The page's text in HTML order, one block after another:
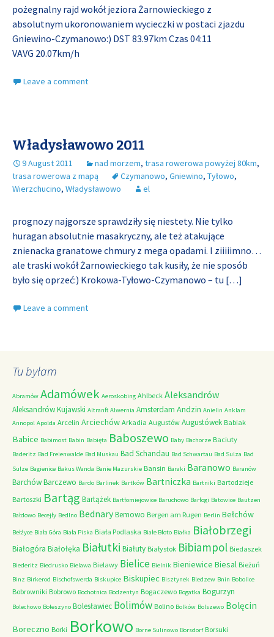
pożegnalny rajd wokół jeziora Żarnowieckiego z
absolutnym ukoronowaniem wycieczki w postaci zjazdu
Gniewino-Czymanowo:) DST 83.97km Czas 04:11
VAVG 20.07km/h
Leave a comment
Władysławowo 2011
9 August 2011 nad morzem, trasa rowerowa powyżej 80km,
trasa rowerowa z mapą
Czymanowo, Gniewino, Tyłowo,
Wierzchucino, Władysławowo el
prognozy najgorsze sprawdziły się niestety. Nie tylko
huragan absolutnie masakryczny, ale też atakujące
znienacka granatowe chmury z mega opadami. I ziiiiimno…
ale traski wokół Żarnowieckiego tak kusiły, że nie sposób
było się oprzeć:) Krokowa-Tyłowo-Czymanowo – tu […]
Leave a comment
Tu byłam
Abramów Adamówek Aeroskobing Ahlbeck Aleksandrów
Aleksandrów Kujawski Altranft Alwernia Amsterdam Andzin Anielin Anklam
Annopol Apolda Arcelin Arciechów Arkadia Augustów Augustówek Babiak
Babice Babimost Babin Babięta Baboszewo Baby Bachorze Baciuty
Baderitz Bad Freienwalde Bad Muskau Bad Schandau Bad Schwartau Bad Sulza Bad
Sulze Bagienice Bakus Wanda Banie Mazurskie Bansin Baraki Baranowo Baranów
BarchówBarczewo Bardo Barlinek Bartków Bartniczka Bartniki Bartodzieje
Bartoszki Bartąg Bartążek Bartłomiejowice Baruchowo Barłogi Batowice Bautzen
Bałdowo Becejły Bedlno BednaryBemowo Bergen am Rugen Berlin Bełchów
Bełżyce Biała Góra Biała Piska Biała Podlaska Białe Błoto Białka Białobrzegi
Białogóra Białołęka Białutki Białuty Białystok Bibiampol Biedaszek
Biederitz Biedrusko Bielawa Bielawy Bielice Bielnik Bieniewice Biesal Bieżuń
Binz Birkerod Bischofswerda Biskupice Biskupiec Bisztynek Bledzew Bnin Bobolice
Bobrowniki Bobrowo Bochotnica Bodzentyn Bogaczewo Bogatka Bogurzyn
Bolechowo Boleszyno Bolesławiec Bolimów Bolino Bolków Bolszewo Bolęcin
Boreczno Borki Borkowo Borne Sulinowo Borsdorf Borsuki